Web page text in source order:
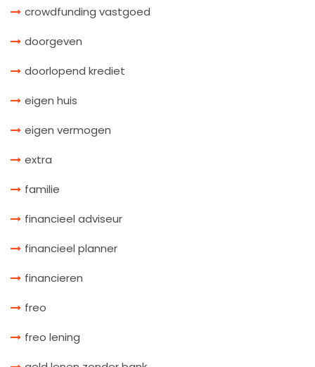
crowdfunding vastgoed
doorgeven
doorlopend krediet
eigen huis
eigen vermogen
extra
familie
financieel adviseur
financieel planner
financieren
freo
freo lening